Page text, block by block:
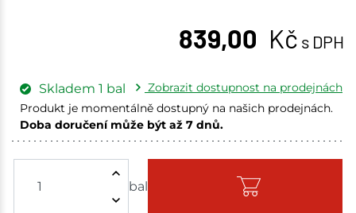
839,00 Kč s DPH
bal
Skladem 1 bal
Zobrazit dostupnost na prodejnách
Produkt je momentálně dostupný na našich prodejnách.
Doba doručení může být až 7 dnů.
Skladem na prodejně - doručení do 7 dnů